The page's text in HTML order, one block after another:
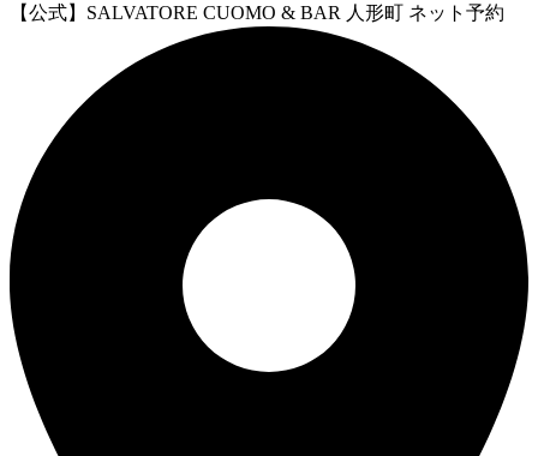
【公式】SALVATORE CUOMO & BAR 人形町 ネット予約